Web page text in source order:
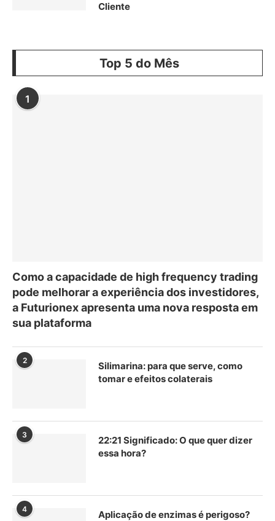
Cliente
Top 5 do Mês
1
Como a capacidade de high frequency trading
pode melhorar a experiência dos investidores,
a Futurionex apresenta uma nova resposta em
sua plataforma
2
Silimarina: para que serve, como
tomar e efeitos colaterais
3
22:21 Significado: O que quer dizer
essa hora?
4
Aplicação de enzimas é perigoso?